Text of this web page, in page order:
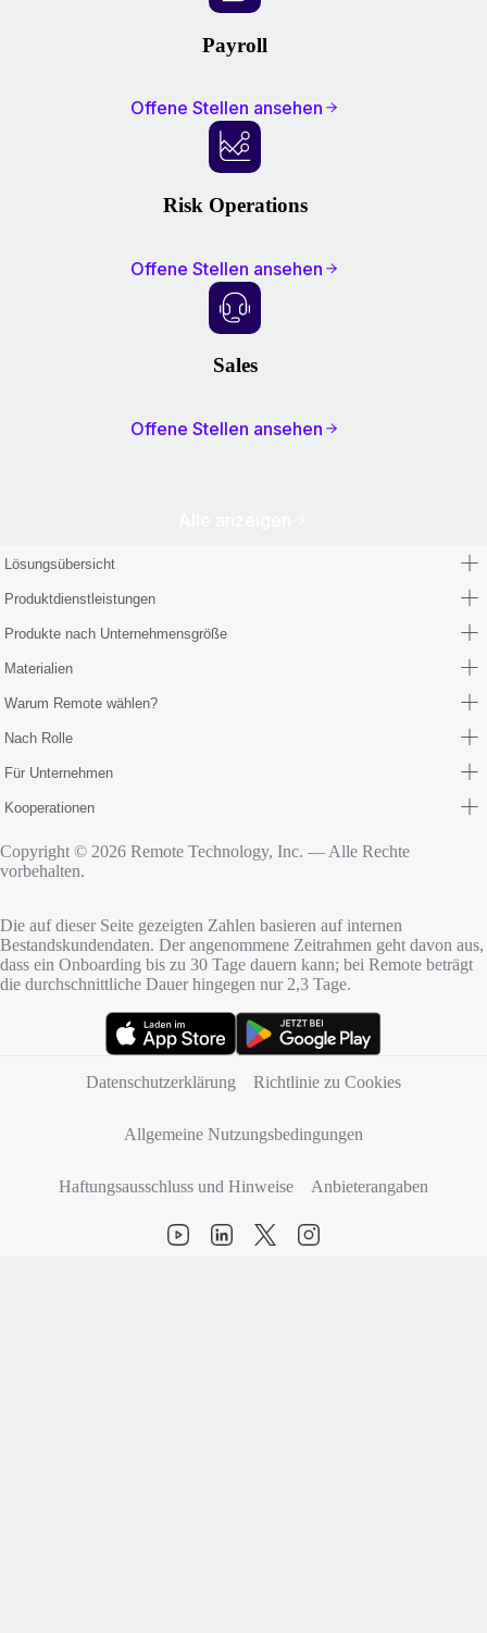
Payroll
Offene Stellen ansehen
Risk Operations
Offene Stellen ansehen
Sales
Offene Stellen ansehen
Lösungsübersicht
Produktdienstleistungen
Produkte nach Unternehmensgröße
Materialien
Warum Remote wählen?
Nach Rolle
Für Unternehmen
Kooperationen
Copyright © 2026 Remote Technology, Inc. — Alle Rechte
vorbehalten.
Die auf dieser Seite gezeigten Zahlen basieren auf internen
Bestandskundendaten. Der angenommene Zeitrahmen geht davon aus,
dass ein Onboarding bis zu 30 Tage dauern kann; bei Remote beträgt
die durchschnittliche Dauer hingegen nur 2,3 Tage.
Datenschutzerklärung
Richtlinie zu Cookies
Allgemeine Nutzungsbedingungen
Haftungsausschluss und Hinweise Anbieterangaben